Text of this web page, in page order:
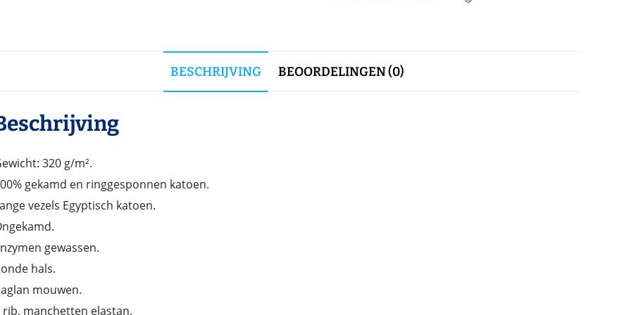
BESCHRIJVING BEOORDELINGEN (0)
320 g/m².
gekamd en ringgesponnen katoen.
vezels Egyptisch katoen.
gewassen.
hals.
mouwen.
rib, manchetten elastan.